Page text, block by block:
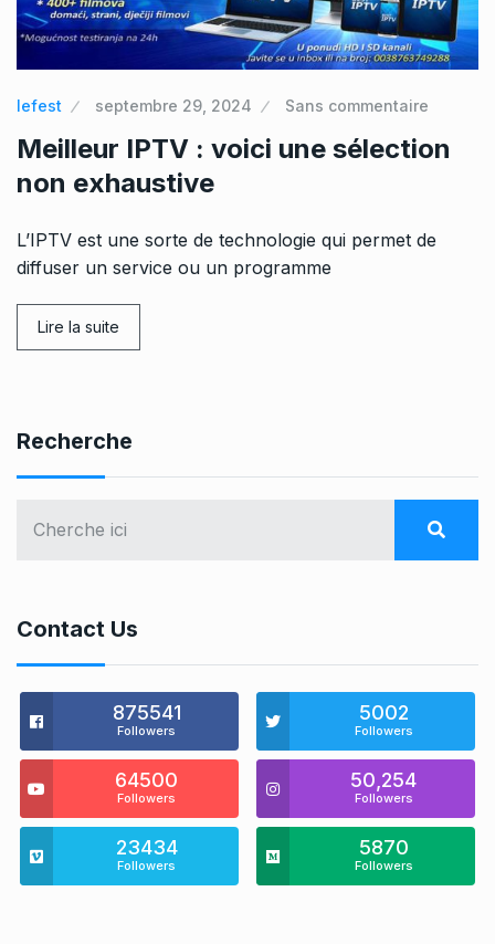
lefest septembre 29, 2024 Sans commentaire
Meilleur IPTV : voici une sélection
non exhaustive
L’IPTV est une sorte de technologie qui permet de
diffuser un service ou un programme
Lire la suite
Recherche
Contact Us
875541
Followers
5002
Followers
64500
Followers
50,254
Followers
23434
Followers
5870
Followers